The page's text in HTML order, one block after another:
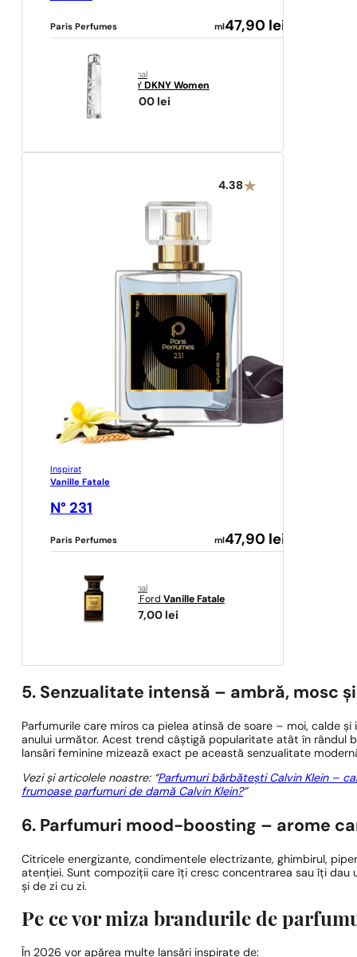
Paris Perfumes ml 47,90 lei
original
DKNY DKNY Women
216,00 lei
4.38
Inspirat
Vanille Fatale
N° 231
Paris Perfumes ml 47,90 lei
original
Tom Ford Vanille Fatale
2297,00 lei
5. Senzualitate intensă – ambră, mosc
Parfumurile care miros ca pielea atinsă de soare – moi, calde
anului următor. Acest trend câștigă popularitate atât în rândul
lansări feminine mizează exact pe această senzualitate
Vezi și articolele noastre: “Parfumuri bărbătești Calvin Klein –
frumoase parfumuri de damă Calvin Klein?”
6. Parfumuri mood-boosting – arome
Citricele energizante, condimentele electrizante, ghimbirul,
atenției. Sunt compoziții care îți cresc concentrarea sau îți
și de zi cu zi.
Pe ce vor miza brandurile de
În 2026 vor apărea multe lansări inspirate de: